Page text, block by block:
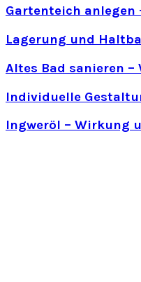
Gartenteich
Lagerung und
Altes Bad sanieren –
Individuelle
Ingweröl – Wirkung